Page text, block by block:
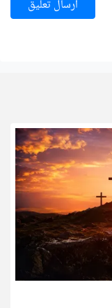
ارسال تعليق